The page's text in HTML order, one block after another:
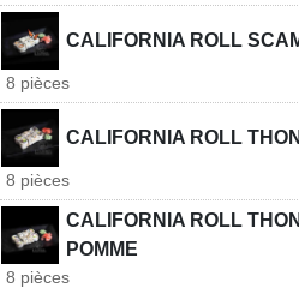
CALIFORNIA ROLL
8 pièces
CALIFORNIA ROLL
8 pièces
CALIFORNIA ROLL
POMME
8 pièces